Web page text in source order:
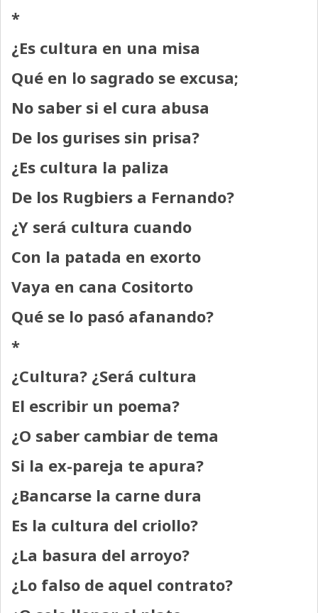
*
¿Es cultura en una misa
Qué en lo sagrado se excusa;
No saber si el cura abusa
De los gurises sin prisa?
¿Es cultura la paliza
De los Rugbiers a Fernando?
¿Y será cultura cuando
Con la patada en exorto
Vaya en cana Cositorto
Qué se lo pasó afanando?
*
¿Cultura? ¿Será cultura
El escribir un poema?
¿O saber cambiar de tema
Si la ex-pareja te apura?
¿Bancarse la carne dura
Es la cultura del criollo?
¿La basura del arroyo?
¿Lo falso de aquel contrato?